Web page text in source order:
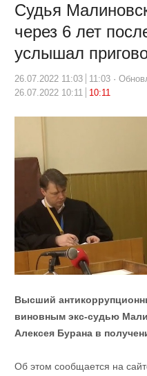
Судья
через 6 лет
услышал
26.07.2022 11:03 11:03
26.07.2022 10:11
10:11
Высший
виновным экс-судью
Алексея Бурана в
Об этом сообщается на